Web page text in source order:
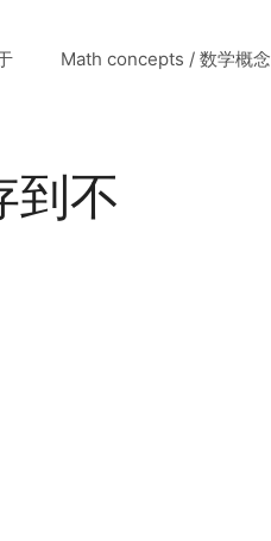
Math concepts / 数学概念
到不